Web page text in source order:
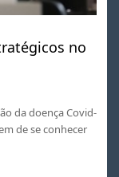
no
da doença Covid-
de se conhecer